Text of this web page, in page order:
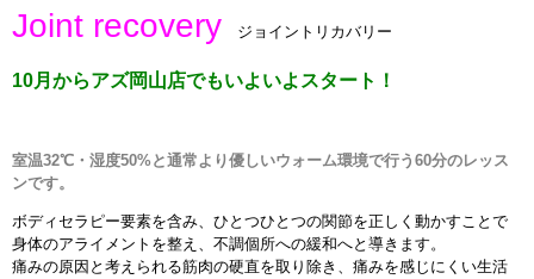
Joint recovery ジョイントリカバリー
10月からアズ岡山店でもいよいよスタート！
室温32℃・湿度50%と通常より優しいウォーム環境で行う60分のレッス
ンです。
ボディセラピー要素を含み、ひとつひとつの関節を正しく動かすことで
身体のアライメントを整え、不調個所への緩和へと導きます。
痛みの原因と考えられる筋肉の硬直を取り除き、痛みを感じにくい生活
インストラクターのメッセージ
会社案内
指導員育成コース
スタッフブログ